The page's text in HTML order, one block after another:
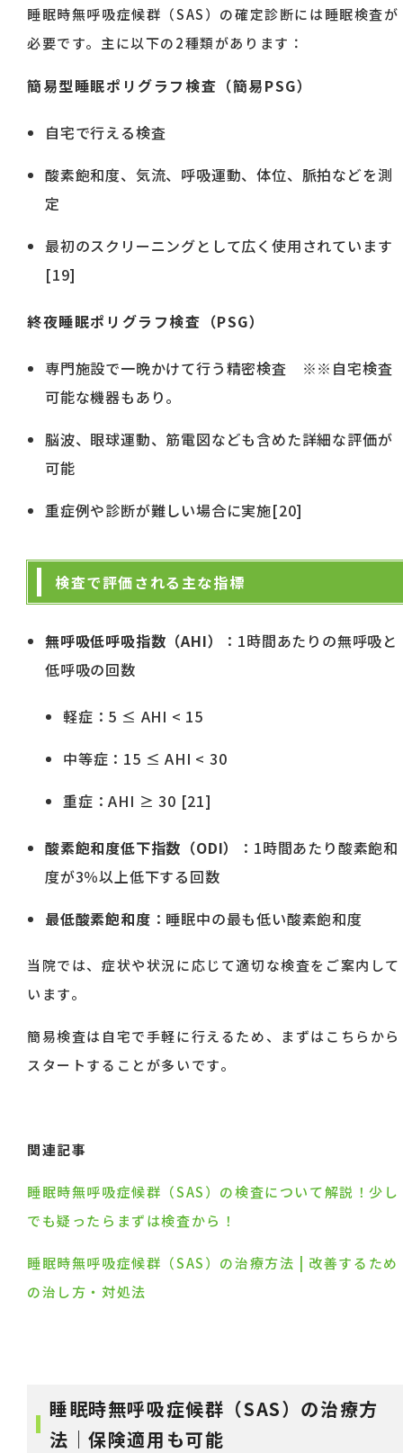
睡眠時無呼吸症候群（SAS）の確定診断には睡眠検査が
必要です。主に以下の2種類があります：
簡易型睡眠ポリグラフ検査（簡易PSG）
自宅で行える検査
酸素飽和度、気流、呼吸運動、体位、脈拍などを測
定
最初のスクリーニングとして広く使用されています
[19]
終夜睡眠ポリグラフ検査（PSG）
専門施設で一晩かけて行う精密検査 ※※自宅検査
可能な機器もあり。
脳波、眼球運動、筋電図なども含めた詳細な評価が
可能
重症例や診断が難しい場合に実施[20]
検査で評価される主な指標
無呼吸低呼吸指数（AHI）
：1時間あたりの無呼吸と
低呼吸の回数
軽症：5 ≤ AHI < 15
中等症：15 ≤ AHI < 30
重症：AHI ≥ 30 [21]
酸素飽和度低下指数（ODI）
：1時間あたり酸素飽和
度が3％以上低下する回数
最低酸素飽和度 ：睡眠中の最も低い酸素飽和度
当院では、症状や状況に応じて適切な検査をご案内して
います。
簡易検査は自宅で手軽に行えるため、まずはこちらから
スタートすることが多いです。
関連記事
睡眠時無呼吸症候群（SAS）の検査について解説！少し
でも疑ったらまずは検査から！
睡眠時無呼吸症候群（SAS）の治療方法 | 改善するため
の治し方・対処法
睡眠時無呼吸症候群（SAS）の治療方
法｜保険適用も可能